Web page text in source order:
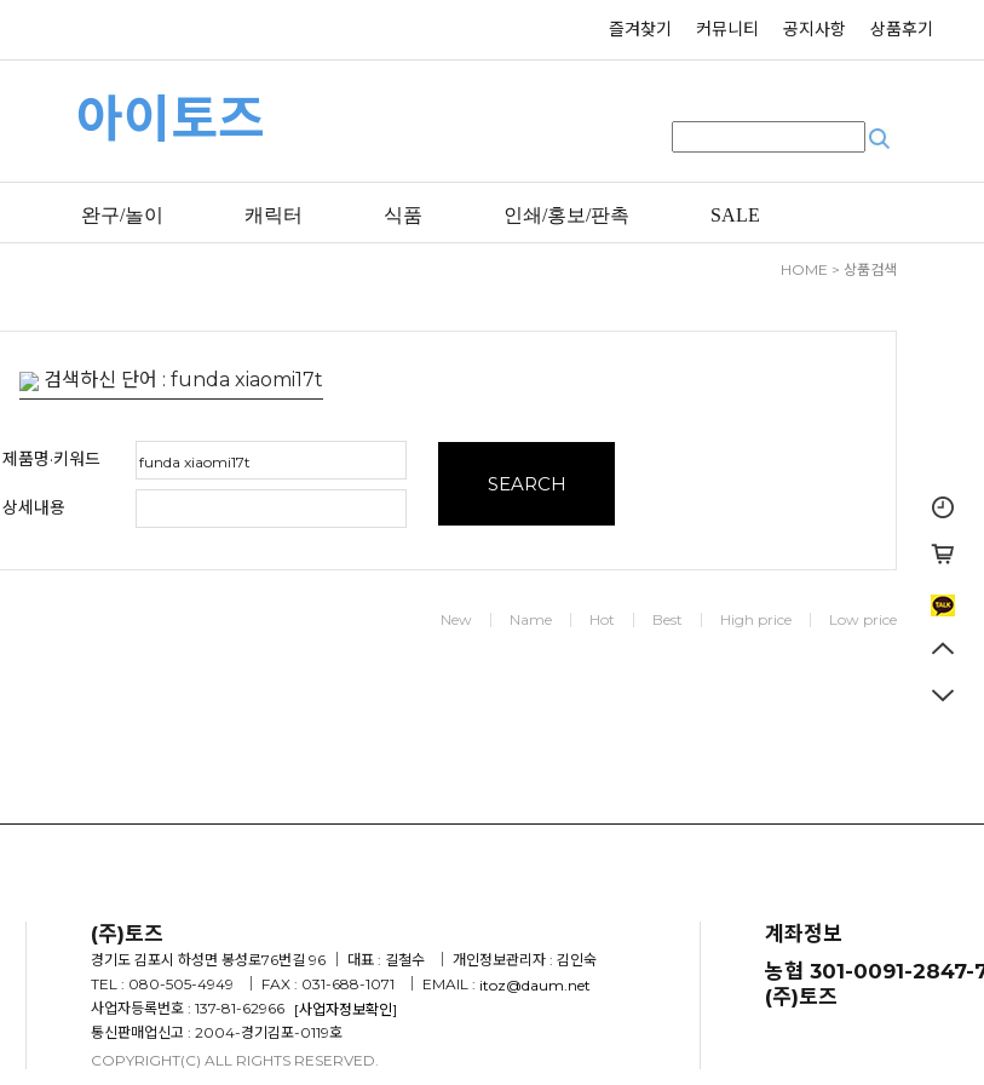
즐겨찾기 커뮤니티 공지사항 상품후기
아이토즈
완구/놀이 캐릭터 식품 인쇄/홍보/판촉 SALE
HOME > 상품검색
검색하신 단어 : funda xiaomi17t
제품명·키워드
SEARCH
상세내용
New Name Hot Best High price Low price
(주)토즈
경기도 김포시 하성면 봉성로76번길 96 ｜ 대표 : 길철수
｜ 개인정보관리자 : 김인숙
TEL : 080-505-4949
｜ FAX : 031-688-1071 ｜ EMAIL : itoz@daum.net
사업자등록번호 : 137-81-62966 [사업자정보확인]
통신판매업신고 : 2004-경기김포-0119호
COPYRIGHT(C) ALL RIGHTS RESERVED.
계좌정보
농협 301-0091-2847-
(주)토즈